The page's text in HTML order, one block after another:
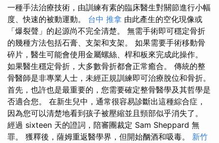
一種手法治療技術，由訓練有素的臨床醫生對關節進行小幅
度、快速的被動運動。 台中 推拿 由此產生的空化現像或
「爆裂聲」的起源尚不完全清楚。 無需手術即可穩定骨折
的幾種方法包括石膏、支架和支架。 如果需要手術移動骨
碎片，醫生可能會使用金屬螺絲、桿和板來完成此操作。
如果醫生穩定骨折，大多數骨折都會正常癒合。 傳統的整
骨醫師是非專業人士，未經正規訓練即可治療脫位和骨折。
首先，也許也是最重要的，您需要確定整骨醫學及其哲學是
否適合您。 在新生兒中，通常很容易診斷出這種綜合症，
因為您可以清楚地看到孩子被壓縮並且頸部似乎消失了。
經過 sixteen 天的證詞，陪審團裁定 Sam Sheppard 無
罪。 獲釋後，薩姆重返醫學界，但開始酗酒和吸毒。 新竹